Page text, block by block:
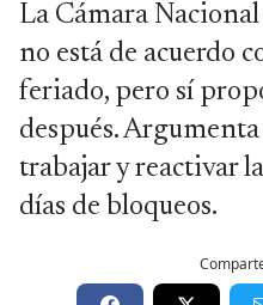
La Cámara
no está de acuerdo
feriado, pero sí
después.
trabajar y reactivar
días de bloqueos.